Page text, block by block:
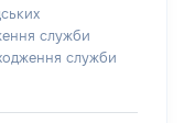
служби
служби